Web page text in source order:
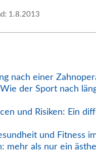
1.8.2013
nach einer
der Sport nach
und Risiken: Ein
und Fitness
mehr als nur ein